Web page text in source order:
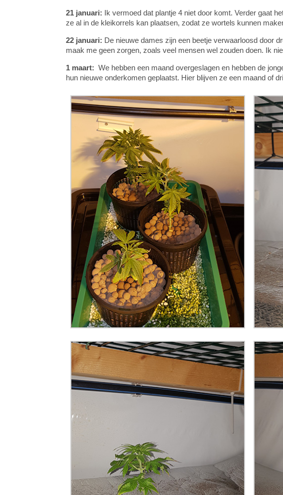
21 januari: Ik vermoed dat plantje 4 niet door komt. Verder gaat
ze al in de kleikorrels kan plaatsen, zodat ze wortels kunnen
22 januari: De nieuwe dames zijn een beetje verwaarloosd door
maak me geen zorgen, zoals veel mensen wel zouden doen. Ik
1 maart: We hebben een maand overgeslagen en hebben de
hun nieuwe onderkomen geplaatst. Hier blijven ze een maand of